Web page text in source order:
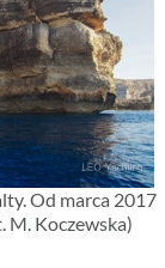
Od marca 2017
Koczewska)